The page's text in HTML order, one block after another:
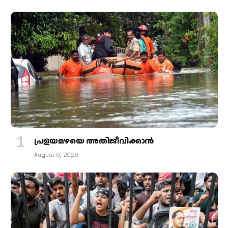
പ്രളയമഴയെ അതിജീവിക്കാന്‍
August 6, 2026